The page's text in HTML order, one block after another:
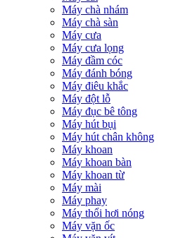
Máy chà nhám
Máy chà sàn
Máy cưa
Máy cưa lọng
Máy đầm cóc
Máy đánh bóng
Máy điêu khắc
Máy đột lỗ
Máy đục bê tông
Máy hút bụi
Máy hút chân không
Máy khoan
Máy khoan bàn
Máy khoan từ
Máy mài
Máy phay
Máy thổi hơi nóng
Máy vặn ốc